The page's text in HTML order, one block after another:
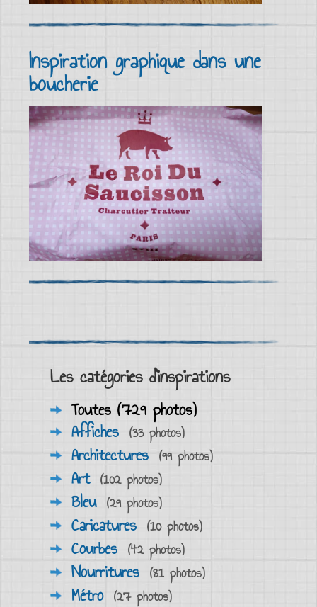
Inspiration graphique dans une
boucherie
Les catégories d'inspirations
Toutes (729 photos)
Affiches (33 photos)
Architectures (99 photos)
Art (102 photos)
Bleu (29 photos)
Caricatures (10 photos)
Courbes (42 photos)
Nourritures (81 photos)
Métro (27 photos)